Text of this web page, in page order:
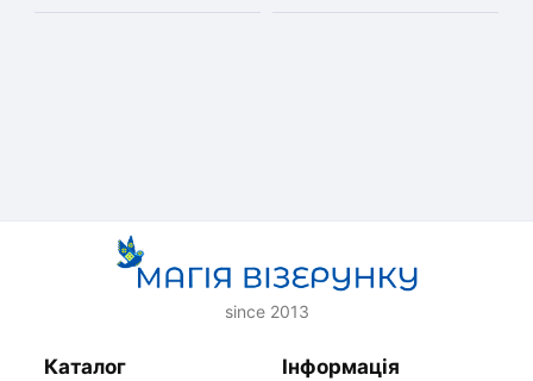
since 2013
Каталог
Інформація